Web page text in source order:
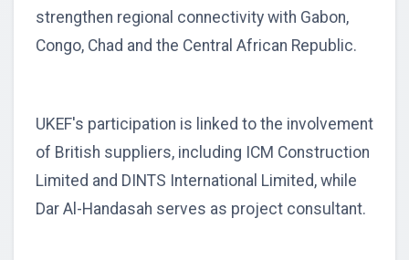
strengthen regional connectivity with Gabon,
Congo, Chad and the Central African Republic.
UKEF's participation is linked to the involvement
of British suppliers, including ICM Construction
Limited and DINTS International Limited, while
Dar Al-Handasah serves as project consultant.